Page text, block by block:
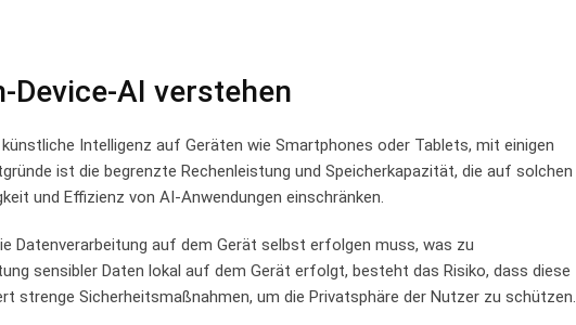
Device-AI ​verstehen
Intelligenz auf ⁣Geräten wie Smartphones oder​ Tablets, mit einigen
ist⁢ die ​begrenzte Rechenleistung⁤ und ⁢Speicherkapazität, ⁤die ⁢auf solchen
und Effizienz von ⁢AI-Anwendungen​ einschränken.
Datenverarbeitung auf dem Gerät selbst‌ erfolgen muss, was​ zu
sensibler Daten lokal auf dem Gerät‍ erfolgt, besteht das​ Risiko, dass diese‌
strenge Sicherheitsmaßnahmen, um die Privatsphäre der ⁣Nutzer zu schützen.